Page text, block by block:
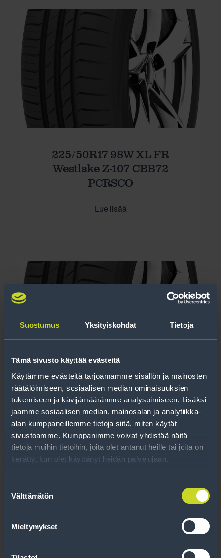
Suostumus Yksityiskohdat Tietoja
Tämä sivusto käyttää evästeitä
Käytämme evästeitä tarjoamamme sisällön ja mainosten
räätälöimiseen, sosiaalisen median ominaisuuksien
tukemiseen ja kävijämäärämme analysoimiseen. Lisäksi
jaamme sosiaalisen median, mainosalan ja analytiikka-
alan kumppaneillemme tietoja siitä, miten käytät
sivustoamme. Kumppanimme voivat yhdistää näitä
tietoja muihin tietoihin, joita olet antanut heille tai joita on
kerätty, kun olet käyttänyt heidän palvelujaan.
valinta
Välttämätön
Mieltymykset
225/50R17 98W XL FR
Westlake Z-107 CBB72
PCRSCO
Lue lisää
225/55R17 101W XL FR
Westlake Z-107 CBB72
PCRSCO
Lue lisää